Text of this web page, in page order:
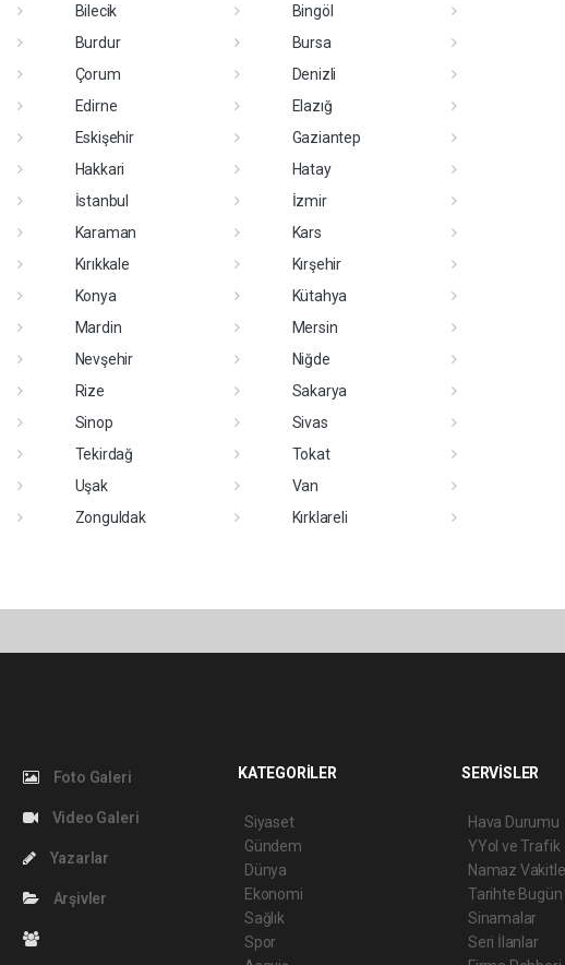
Bilecik
Bingöl
Burdur
Bursa
Çorum
Denizli
Edirne
Elazığ
Eskişehir
Gaziantep
Hakkari
Hatay
İstanbul
İzmir
Karaman
Kars
Kırıkkale
Kırşehir
Konya
Kütahya
Mardin
Mersin
Nevşehir
Niğde
Rize
Sakarya
Sinop
Sivas
Tekirdağ
Tokat
Uşak
Van
Zonguldak
Kırklareli
Foto Galeri
Video Galeri
Yazarlar
Arşivler
KATEGORİLER
Siyaset
Gündem
Dünya
Ekonomi
Sağlık
Spor
SERVİSLER
Hava Durumu
YYol ve Trafik
Namaz
Tarihte Bugün
Sinamalar
Seri İlanlar